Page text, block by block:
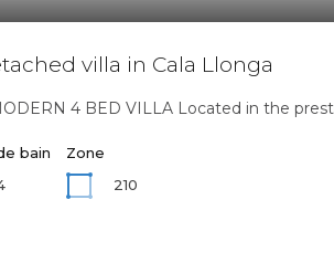
villa in Cala Llonga
4 BED VILLA Located in the
bain
Zone
210